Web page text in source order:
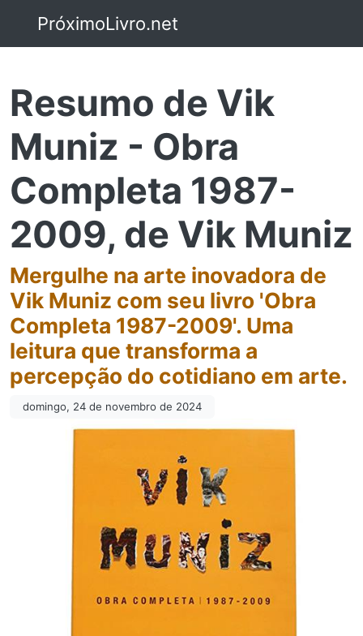
PróximoLivro.net
Resumo de Vik
Muniz - Obra
Completa 1987-
2009, de Vik Muniz
Mergulhe na arte inovadora de
Vik Muniz com seu livro 'Obra
Completa 1987-2009'. Uma
leitura que transforma a
percepção do cotidiano em arte.
domingo, 24 de novembro de 2024